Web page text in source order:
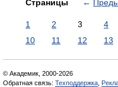
Страницы ←
1 2 3 4
10
11 12 13
© Академик, 2000-2026
Обратная связь: Техподдержка